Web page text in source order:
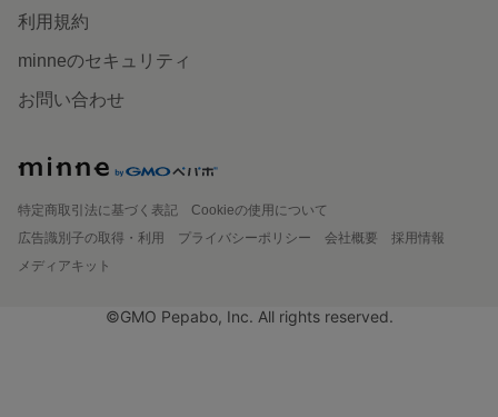
利用規約
minneのセキュリティ
お問い合わせ
特定商取引法に基づく表記
Cookieの使用について
広告識別子の取得・利用
プライバシーポリシー 会社概要
採用情報
メディアキット
©GMO Pepabo, Inc. All rights reserved.